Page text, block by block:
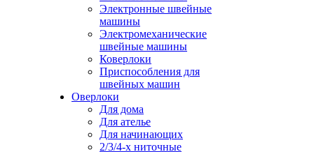
Электронные швейные
машины
Электромеханические
швейные машины
Коверлоки
Приспособления для
швейных машин
Оверлоки
Для дома
Для ателье
Для начинающих
2/3/4-х ниточные